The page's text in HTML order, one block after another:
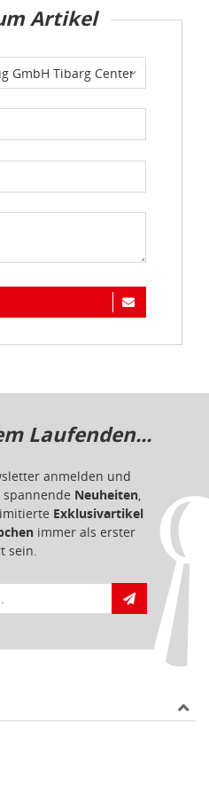
Artikel
Laufenden...
anmelden und
Neuheiten,
Exklusivartikel
immer als erster
sein.